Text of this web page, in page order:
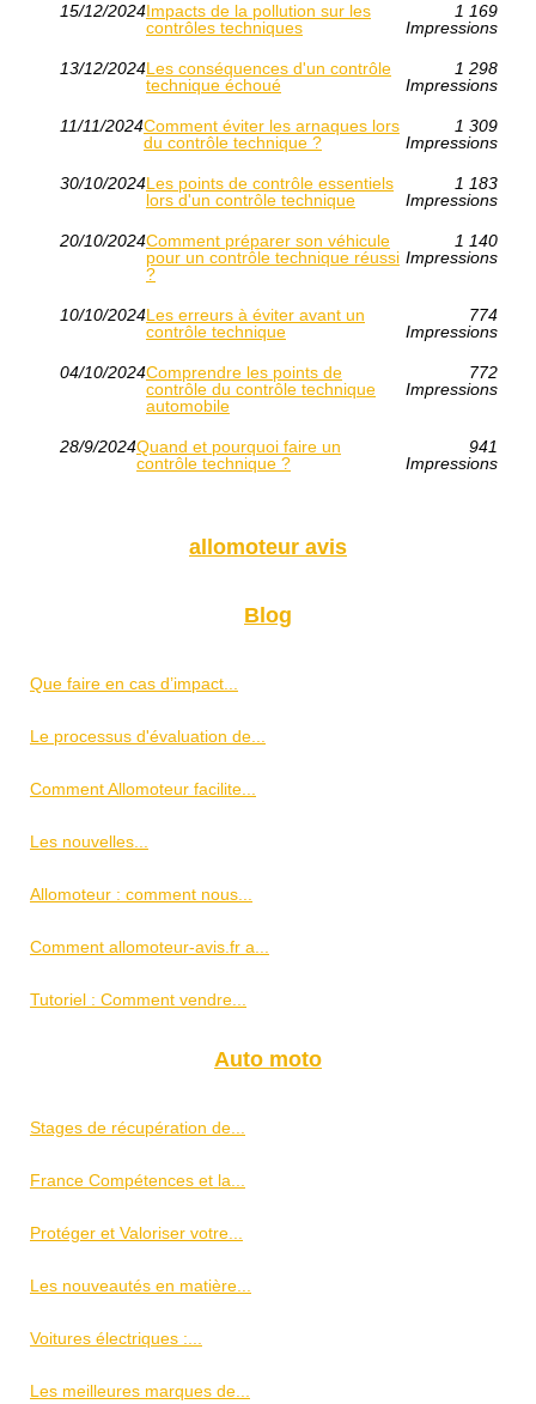
15/12/2024Impacts de la pollution sur les
contrôles techniques
1 169
Impressions
13/12/2024Les conséquences d'un contrôle
technique échoué
1 298
Impressions
11/11/2024Comment éviter les arnaques lors
du contrôle technique ?
1 309
Impressions
30/10/2024Les points de contrôle essentiels
lors d'un contrôle technique
1 183
Impressions
20/10/2024Comment préparer son véhicule
pour un contrôle technique réussi
?
1 140
Impressions
10/10/2024Les erreurs à éviter avant un
contrôle technique
774
Impressions
04/10/2024Comprendre les points de
contrôle du contrôle technique
automobile
772
Impressions
28/9/2024Quand et pourquoi faire un
contrôle technique ?
941
Impressions
allomoteur avis
Blog
Que faire en cas d’impact...
Le processus d'évaluation de...
Comment Allomoteur facilite...
Les nouvelles...
Allomoteur : comment nous...
Comment allomoteur-avis.fr a...
Tutoriel : Comment vendre...
Auto moto
Stages de récupération de...
France Compétences et la...
Protéger et Valoriser votre...
Les nouveautés en matière...
Voitures électriques :...
Les meilleures marques de...